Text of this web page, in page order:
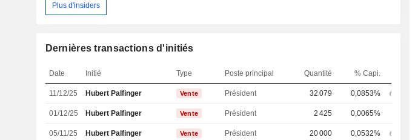
Plus d'insiders
Dernières transactions d'initiés
Date Initié Type Poste principal Quantité % Capi.
11/12/25 Hubert Palfinger Vente Président 32 079 0,0853%
01/12/25 Hubert Palfinger Vente Président 2 425 0,0065%
05/11/25 Hubert Palfinger Vente Président 20 000 0,0532%